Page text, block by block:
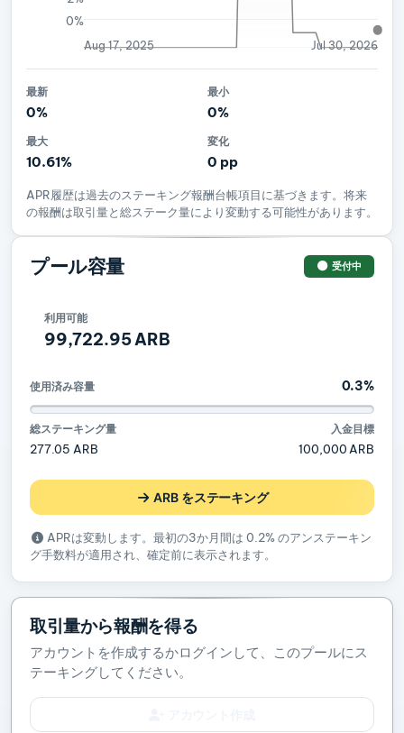
0%
Aug 17, 2025 Jul 30, 2026
最新
0%
最小
0%
最大
10.61%
変化
0 pp
APR履歴は過去のステーキング報酬台帳項目に基づきます。将来
の報酬は取引量と総ステーク量により変動する可能性があります。
プール容量 受付中
利用可能
99,722.95 ARB
使用済み容量 0.3%
総ステーキング量
277.05 ARB
入金目標
100,000 ARB
ARB をステーキング
APRは変動します。最初の3か月間は 0.2% のアンステーキン
グ手数料が適用され、確定前に表示されます。
取引量から報酬を得る
アカウントを作成するかログインして、このプールにス
テーキングしてください。